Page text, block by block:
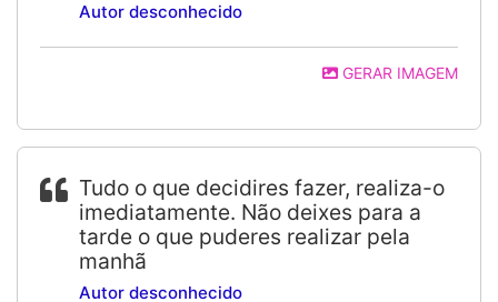
Autor desconhecido
GERAR IMAGEM
Tudo o que decidires fazer, realiza-o
imediatamente. Não deixes para a
tarde o que puderes realizar pela
manhã
Autor desconhecido